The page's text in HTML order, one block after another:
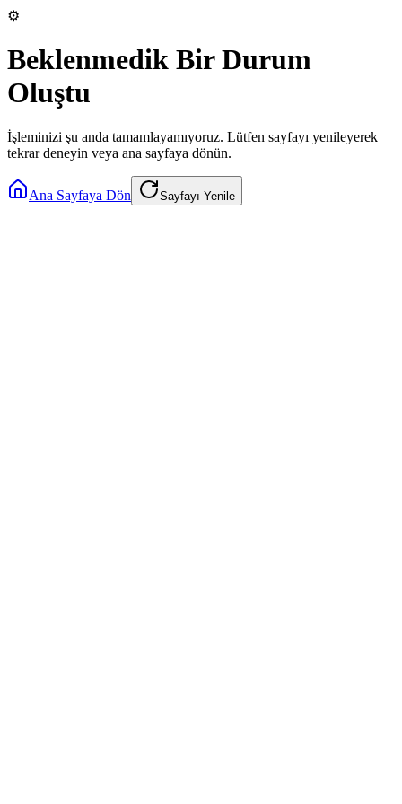
⚙️
Beklenmedik Bir Durum
Oluştu
İşleminizi şu anda tamamlayamıyoruz. Lütfen sayfayı yenileyerek
tekrar deneyin veya ana sayfaya dönün.
Ana Sayfaya Dön Sayfayı Yenile